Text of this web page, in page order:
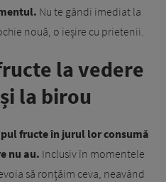
Nu te gândi imediat la
nouă, o ieșire cu prietenii.
la vedere
la birou
fructe în jurul lor consumă
nu au. Inclusiv în momentele
să ronțăim ceva, neavând